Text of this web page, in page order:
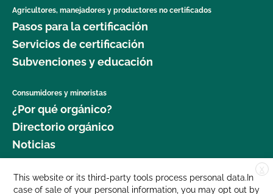
Agricultores, manejadores y productores no certificados
Pasos para la certificación
Servicios de certificación
Subvenciones y educación
Consumidores y minoristas
¿Por qué orgánico?
Directorio orgánico
Noticias
Donar
X
This website or its third-party tools process personal data.In
case of sale of your personal information, you may opt out by